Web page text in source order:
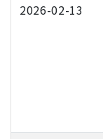
2026-02-13